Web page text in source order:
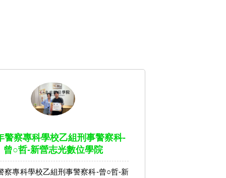
警察專科學校乙組刑事警察科-
曾○哲-新營志光數位學院
察專科學校乙組刑事警察科-曾○哲-新